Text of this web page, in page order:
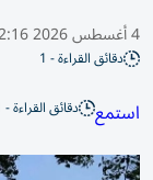
4 أغسطس 2026 22:16 مساء
دقائق القراءة - 1
استمع دقائق القراءة - 1